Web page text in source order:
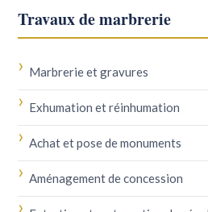
Travaux de marbrerie
Marbrerie et gravures
Exhumation et réinhumation
Achat et pose de monuments
Aménagement de concession